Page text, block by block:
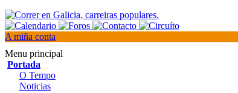
A miña conta
Menu principal
Portada
O Tempo
Noticias